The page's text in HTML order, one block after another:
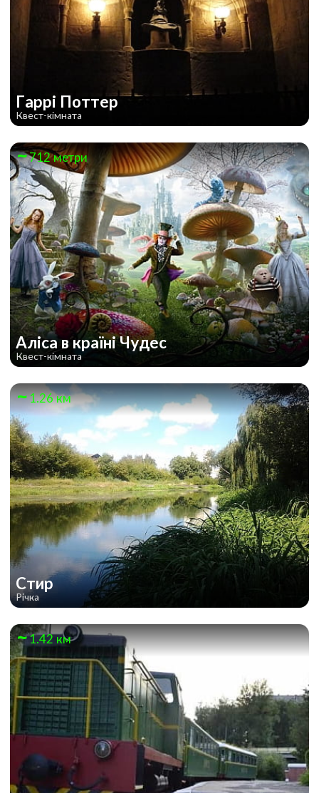
Гаррі Поттер
Квест-кімната
712 метри
Аліса в країні Чудес
Квест-кімната
1.26 км
Стир
Річка
1.42 км